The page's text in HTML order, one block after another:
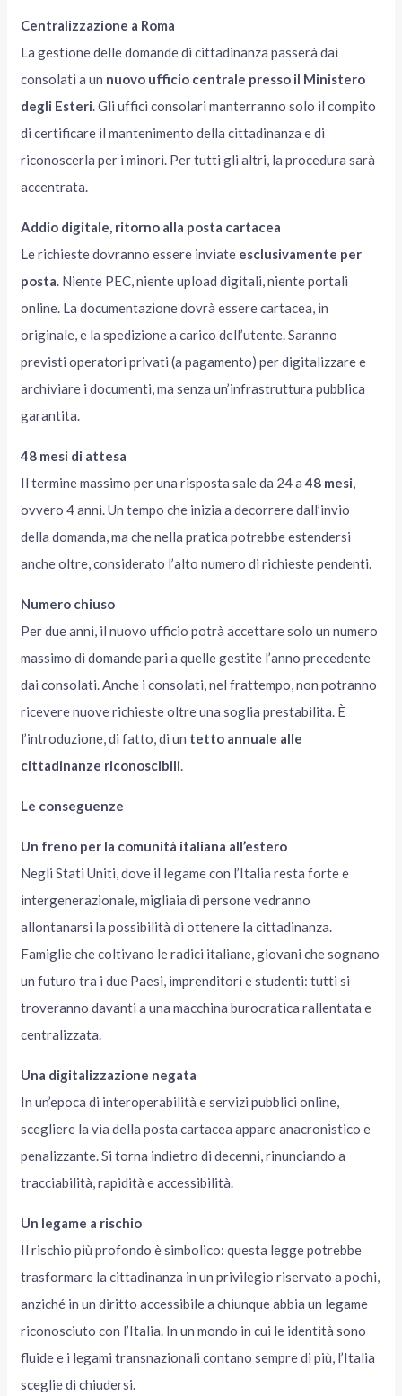
Centralizzazione a Roma
La gestione delle domande di cittadinanza passerà dai
consolati a un nuovo ufficio centrale presso il Ministero
degli Esteri. Gli uffici consolari manterranno solo il compito
di certificare il mantenimento della cittadinanza e di
riconoscerla per i minori. Per tutti gli altri, la procedura sarà
accentrata.
Addio digitale, ritorno alla posta cartacea
Le richieste dovranno essere inviate esclusivamente per
posta. Niente PEC, niente upload digitali, niente portali
online. La documentazione dovrà essere cartacea, in
originale, e la spedizione a carico dell’utente. Saranno
previsti operatori privati (a pagamento) per digitalizzare e
archiviare i documenti, ma senza un’infrastruttura pubblica
garantita.
48 mesi di attesa
Il termine massimo per una risposta sale da 24 a48 mesi,
ovvero 4 anni. Un tempo che inizia a decorrere dall’invio
della domanda, ma che nella pratica potrebbe estendersi
anche oltre, considerato l’alto numero di richieste pendenti.
Numero chiuso
Per due anni, il nuovo ufficio potrà accettare solo un numero
massimo di domande pari a quelle gestite l’anno precedente
dai consolati. Anche i consolati, nel frattempo, non potranno
ricevere nuove richieste oltre una soglia prestabilita. È
l’introduzione, di fatto, di un tetto annuale alle
cittadinanze riconoscibili.
Le conseguenze
Un freno per la comunità italiana all’estero
Negli Stati Uniti, dove il legame con l’Italia resta forte e
intergenerazionale, migliaia di persone vedranno
allontanarsi la possibilità di ottenere la cittadinanza.
Famiglie che coltivano le radici italiane, giovani che sognano
un futuro tra i due Paesi, imprenditori e studenti: tutti si
troveranno davanti a una macchina burocratica rallentata e
centralizzata.
Una digitalizzazione negata
In un’epoca di interoperabilità e servizi pubblici online,
scegliere la via della posta cartacea appare anacronistico e
penalizzante. Si torna indietro di decenni, rinunciando a
tracciabilità, rapidità e accessibilità.
Un legame a rischio
Il rischio più profondo è simbolico: questa legge potrebbe
trasformare la cittadinanza in un privilegio riservato a pochi,
anziché in un diritto accessibile a chiunque abbia un legame
riconosciuto con l’Italia. In un mondo in cui le identità sono
fluide e i legami transnazionali contano sempre di più, l’Italia
sceglie di chiudersi.